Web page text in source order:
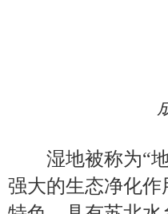
湿地被称为“地
强大的生态净化